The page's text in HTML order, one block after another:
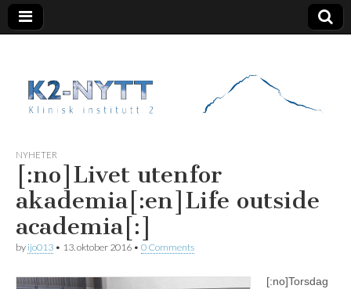
K2 Nytt
NYHETER
[:no]Livet utenfor
akademia[:en]Life outside
academia[:]
by ijo013 • 13. oktober 2016 • 0 Comments
[:no]Torsdag